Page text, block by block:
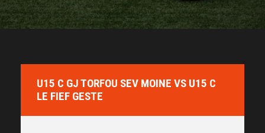
U15 C GJ TORFOU SEV MOINE VS U15 C
LE FIEF GESTE